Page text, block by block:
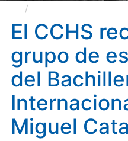
Bachillerato
El CCHS
grupo de
del
Miguel